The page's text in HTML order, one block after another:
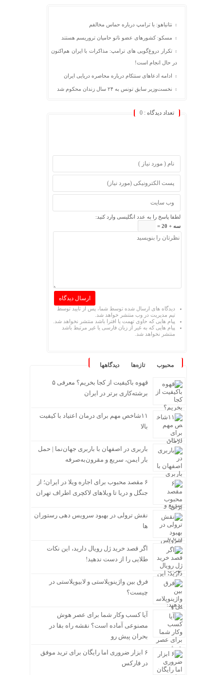
نتانیاهو: با ترامپ درباره حماس مخالفم
مسکو: کشورهای عضو ناتو حامیان تروریسم هستند
تکرار دروغ‌گویی های ترامپ: مذاکرات با ایران هم‌اکنون
در حال انجام است!
ادامه ادعاهای سنتکام درباره محاصره دریایی ایران
نخست‌وزیر سابق تونس به ۲۴ سال زندان محکوم شد
تعداد دیدگاه : 0
لطفا پاسخ را به عدد انگلیسی وارد کنید:
سه + 20 =
دیدگاه های ارسال شده توسط شما، پس از تایید توسط
تیم مدیریت در وب منتشر خواهد شد.
پیام هایی که حاوی تهمت یا افترا باشد منتشر نخواهد شد.
پیام هایی که به غیر از زبان فارسی یا غیر مرتبط باشد
منتشر نخواهد شد.
محبوب تازه‌ها دیدگاهها
قهوه باکیفیت از کجا بخریم؟ معرفی ۵
برشته‌کاری برتر در ایران
۱۱شاخص مهم برای درمان اعتیاد با کیفیت
بالا
باربری در اصفهان با باربری جهان‌نما | حمل
بار ایمن، سریع و مقرون‌به‌صرفه
۶ مقصد محبوب برای اجاره ویلا در ایران؛ از
جنگل و دریا تا ویلاهای لاکچری اطراف تهران
نقش ترولی در بهبود سرویس دهی رستوران
ها
اگر قصد خرید ژل رویال دارید، این نکات
طلایی را از دست ندهید!
فرق بین واژینوپلاستی و لابیوپلاستی در
چیست؟
آیا کسب وکار شما برای عصر هوش
مصنوعی آماده است؟ نقشه راه بقا در
بحران پیش رو
۶ ابزار ضروری اما رایگان برای ترید موفق
در فارکس